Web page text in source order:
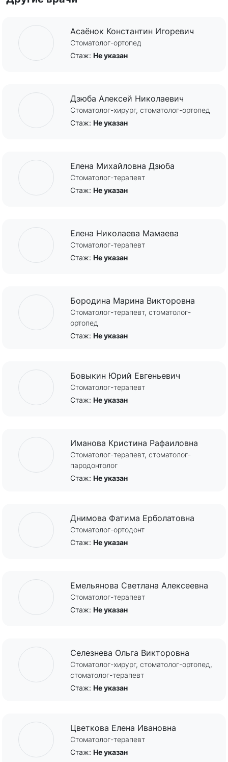
Асаёнок Константин Игоревич
Стоматолог-ортопед
Стаж: Не указан
Дзюба Алексей Николаевич
Стоматолог-хирург, стоматолог-ортопед
Стаж: Не указан
Елена Михайловна Дзюба
Cтоматолог-терапевт
Стаж: Не указан
Елена Николаева Мамаева
Стоматолог-терапевт
Стаж: Не указан
Бородина Марина Викторовна
Стоматолог-терапевт, стоматолог-
ортопед
Стаж: Не указан
Бовыкин Юрий Евгеньевич
Стоматолог-терапевт
Стаж: Не указан
Иманова Кристина Рафаиловна
Стоматолог-терапевт, стоматолог-
пародонтолог
Стаж: Не указан
Днимова Фатима Ерболатовна
Стоматолог-ортодонт
Стаж: Не указан
Емельянова Светлана Алексеевна
Стоматолог-терапевт
Стаж: Не указан
Селезнева Ольга Викторовна
Стоматолог-хирург, стоматолог-ортопед,
стоматолог-терапевт
Стаж: Не указан
Цветкова Елена Ивановна
Стоматолог-терапевт
Стаж: Не указан